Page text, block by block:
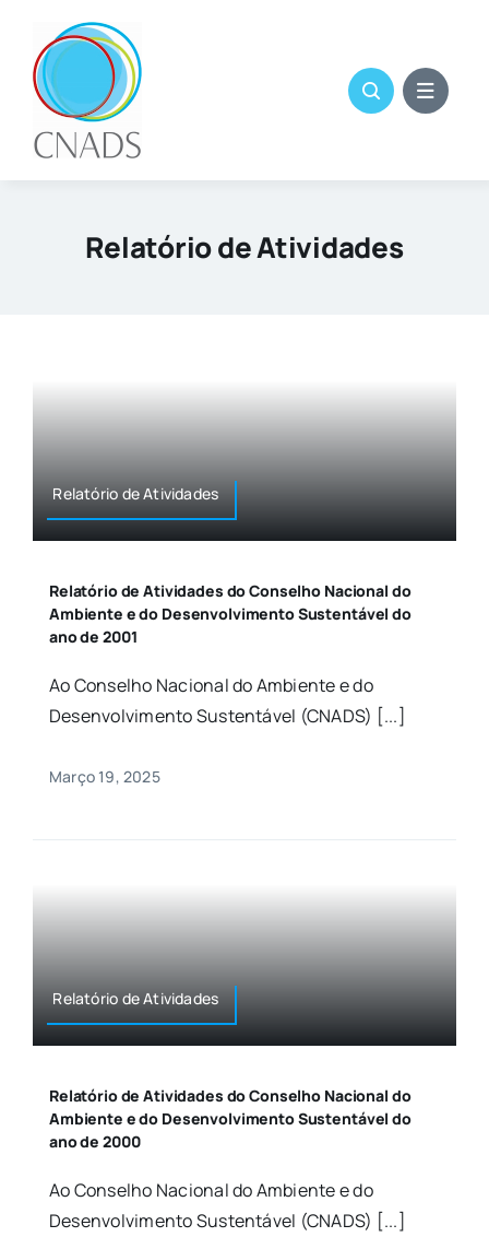
content
Relatório de Atividades
Relatório de Atividades
Relatório de Atividades do Conselho Nacional do
Ambiente e do Desenvolvimento Sustentável do
ano de 2001
Ao Conselho Nacional do Ambiente e do
Desenvolvimento Sustentável (CNADS) [...]
Março 19, 2025
Relatório de Atividades
Relatório de Atividades do Conselho Nacional do
Ambiente e do Desenvolvimento Sustentável do
ano de 2000
Ao Conselho Nacional do Ambiente e do
Desenvolvimento Sustentável (CNADS) [...]